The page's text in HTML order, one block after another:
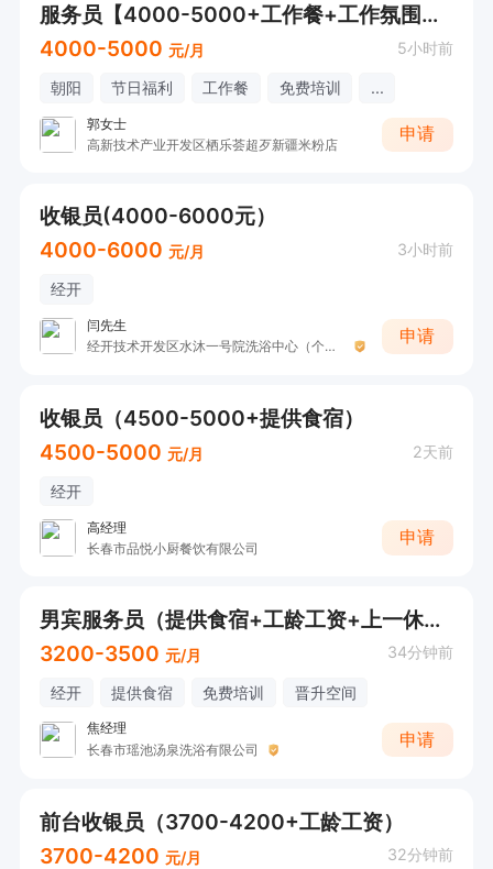
服务员【4000-5000+工作餐+工作氛围好】
4000-5000 元/月 5小时前
朝阳 节日福利 工作餐 免费培训 ...
郭女士
高新技术产业开发区栖乐荟超歹新疆米粉店
申请
收银员(4000-6000元）
4000-6000 元/月 3小时前
经开
闫先生
经开技术开发区水沐一号院洗浴中心（个体工商户）
申请
收银员（4500-5000+提供食宿）
4500-5000 元/月 2天前
经开
高经理
长春市品悦小厨餐饮有限公司
申请
男宾服务员（提供食宿+工龄工资+上一休一）
3200-3500 元/月 34分钟前
经开 提供食宿 免费培训 晋升空间
焦经理
长春市瑶池汤泉洗浴有限公司
申请
前台收银员（3700-4200+工龄工资）
3700-4200 元/月 32分钟前